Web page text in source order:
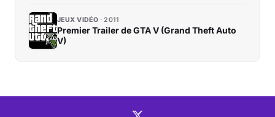
JEUX VIDÉO 2011
Premier Trailer de GTA V (Grand Theft Auto
V)